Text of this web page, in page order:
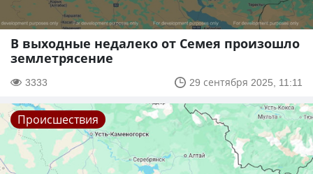
В выходные недалеко от Семея произошло
землетрясение
3333 29 сентября 2025, 11:11
Происшествия